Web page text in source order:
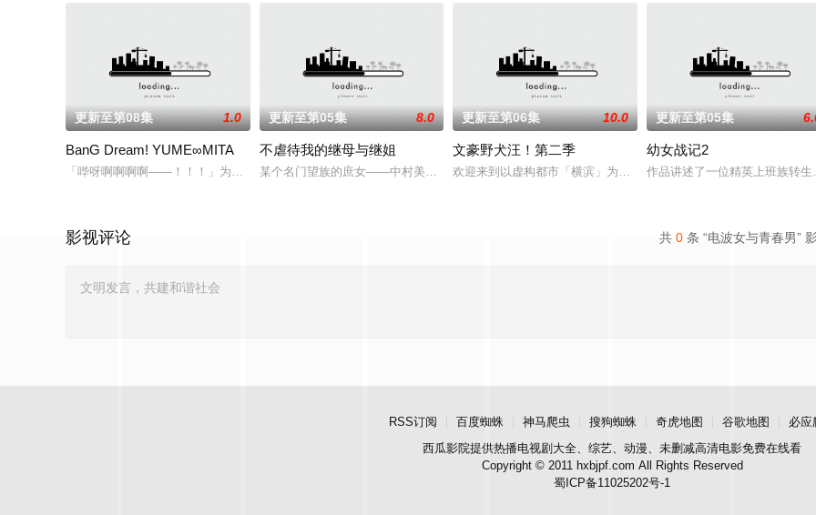
更新至第08集 1.0
BanG Dream! YUME∞MITA
「哔呀啊啊啊啊——！！！」为了乐团出道而突然集结的团员们！虽然每个人都拥有耀眼夺目的个性与实力，但现
更新至第05集 8.0
不虐待我的继母与继姐
某个名门望族的庶女——中村美冶，原本与母亲两人过着虽清贫却幸福的生活。然而有一天，她深爱的母亲
更新至第06集 10.0
文豪野犬汪！第二季
欢迎来到以虚构都市「横滨」为舞台，一众如同疯跑乱咬、四处乱窜
更新至第05集
幼女战记2
作品讲述了一位精英上班族转
共 0 条 “电波女与青春男”
影视评论
RSS订阅 百度蜘蛛 神马爬虫 搜狗蜘蛛 奇虎地图 谷歌地图
必应
西瓜影院提供热播电视剧大全、综艺、动漫、未删减高清电影免费在线看
Copyright © 2011 hxbjpf.com All Rights Reserved
蜀ICP备11025202号-1